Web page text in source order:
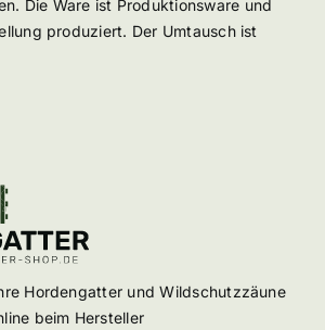
Die Ware ist Produktionsware und
produziert. Der Umtausch ist
Hordengatter und Wildschutzzäune
beim Hersteller